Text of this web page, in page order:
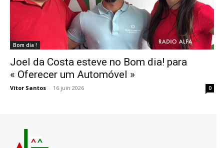
Bom dia !
Joel da Costa esteve no Bom dia! para
« Oferecer um Automóvel »
Vitor Santos - 16 juin 2026 0